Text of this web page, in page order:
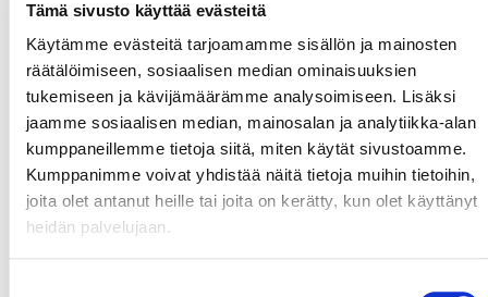
Tämä sivusto käyttää evästeitä
Käytämme evästeitä tarjoamamme sisällön ja mainosten
räätälöimiseen, sosiaalisen median ominaisuuksien
tukemiseen ja kävijämäärämme analysoimiseen. Lisäksi
jaamme sosiaalisen median, mainosalan ja analytiikka-alan
kumppaneillemme tietoja siitä, miten käytät sivustoamme.
Kumppanimme voivat yhdistää näitä tietoja muihin tietoihin,
joita olet antanut heille tai joita on kerätty, kun olet käyttänyt
heidän palvelujaan.